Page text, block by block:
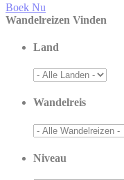
Boek Nu
Wandelreizen Vinden
Land
Wandelreis
Niveau